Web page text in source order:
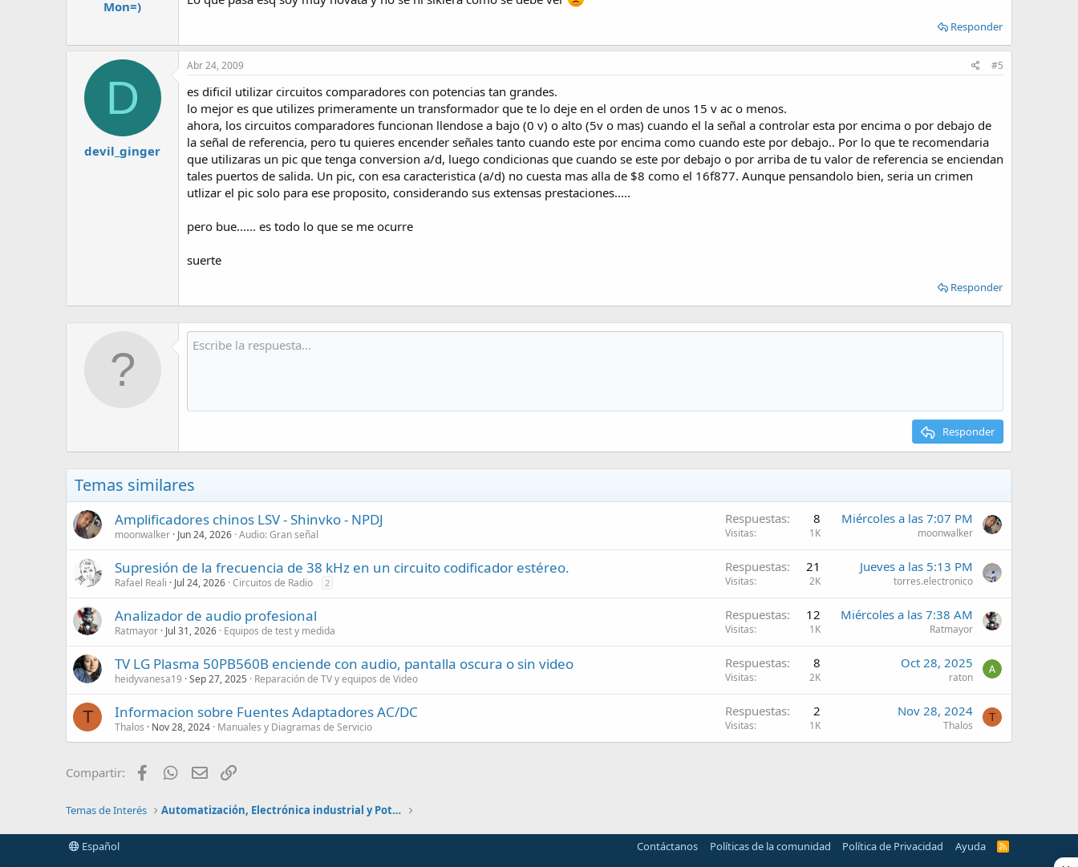
Mon=)
Responder
D
devil_ginger
Abr 24, 2009 #5
es dificil utilizar circuitos comparadores con potencias tan grandes.
lo mejor es que utilizes primeramente un transformador que te lo deje en el orden de unos 15 v ac o menos.
ahora, los circuitos comparadores funcionan llendose a bajo (0 v) o alto (5v o mas) cuando el la señal a controlar esta por encima o por debajo de
la señal de referencia, pero tu quieres encender señales tanto cuando este por encima como cuando este por debajo.. Por lo que te recomendaria
que utilizaras un pic que tenga conversion a/d, luego condicionas que cuando se este por debajo o por arriba de tu valor de referencia se enciendan
tales puertos de salida. Un pic, con esa caracteristica (a/d) no cuesta mas alla de $8 como el 16f877. Aunque pensandolo bien, seria un crimen
utlizar el pic solo para ese proposito, considerando sus extensas prestaciones.....
pero bue...... es todo lo que se me ocurre
suerte
Responder
Responder
Temas similares
Amplificadores chinos LSV - Shinvko - NPDJ
moonwalker Jun 24, 2026 Audio: Gran señal
Respuestas 8
Visitas 1K
Miércoles a las 7:07 PM
moonwalker
Supresión de la frecuencia de 38 kHz en un circuito codificador estéreo.
Rafael Reali Jul 24, 2026 Circuitos de Radio 2
Respuestas 21
Visitas 2K
Jueves a las 5:13 PM
torres.electronico
Analizador de audio profesional
Ratmayor Jul 31, 2026 Equipos de test y medida
Respuestas 12
Visitas 1K
Miércoles a las 7:38 AM
Ratmayor
TV LG Plasma 50PB560B enciende con audio, pantalla oscura o sin video
heidyvanesa19 Sep 27, 2025 Reparación de TV y equipos de Video
Respuestas 8
Visitas 2K
Oct 28, 2025
raton
T Informacion sobre Fuentes Adaptadores AC/DC
Thalos Nov 28, 2024 Manuales y Diagramas de Servicio
Respuestas 2
Visitas 1K
Nov 28, 2024
Thalos
T
Compartir: FacebookWhatsApp
Email
Temas de Interés Automatización, Electrónica industrial y Potencia
Español Contáctanos Políticas de la comunidad Política de Privacidad Ayuda
R